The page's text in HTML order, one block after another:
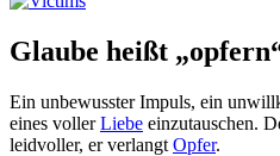
Glaube heißt
Ein unbewusster Impuls, ein
eines vollerLiebe einzutauschen.
leidvoller, er verlangt Opfer.